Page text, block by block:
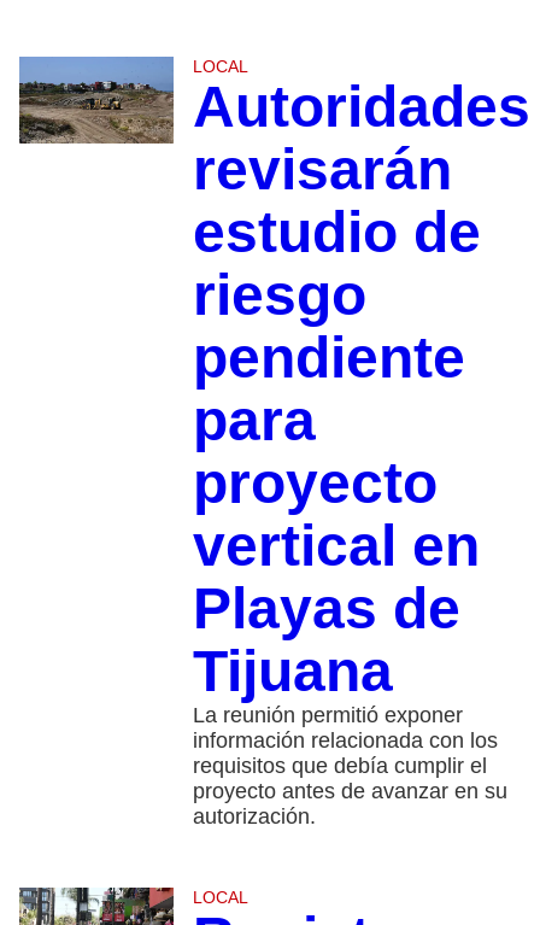
LOCAL
Autoridades
revisarán
estudio de
riesgo
pendiente
para
proyecto
vertical en
Playas de
Tijuana
La reunión permitió exponer
información relacionada con los
requisitos que debía cumplir el
proyecto antes de avanzar en su
autorización.
LOCAL